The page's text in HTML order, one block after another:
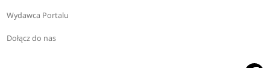
Wydawca Portalu
Dołącz do nas